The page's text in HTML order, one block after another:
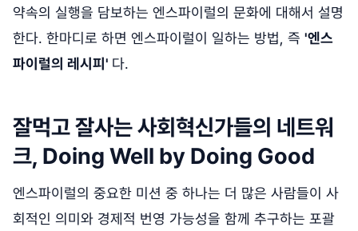
약속의 실행을 담보하는 엔스파이럴의 문화에 대해서 설명
한다. 한마디로 하면 엔스파이럴이 일하는 방법, 즉 '엔스
파이럴의 레시피' 다.
잘먹고 잘사는 사회혁신가들의 네트워
크, Doing Well by Doing Good
엔스파이럴의 중요한 미션 중 하나는 더 많은 사람들이 사
회적인 의미와 경제적 번영 가능성을 함께 추구하는 포괄